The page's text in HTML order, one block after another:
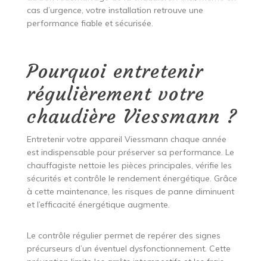
cas d’urgence, votre installation retrouve une
performance fiable et sécurisée.
Pourquoi entretenir
régulièrement votre
chaudière Viessmann ?
Entretenir votre appareil Viessmann chaque année
est indispensable pour préserver sa performance. Le
chauffagiste nettoie les pièces principales, vérifie les
sécurités et contrôle le rendement énergétique. Grâce
à cette maintenance, les risques de panne diminuent
et l’efficacité énergétique augmente.
Le contrôle régulier permet de repérer des signes
précurseurs d’un éventuel dysfonctionnement. Cette